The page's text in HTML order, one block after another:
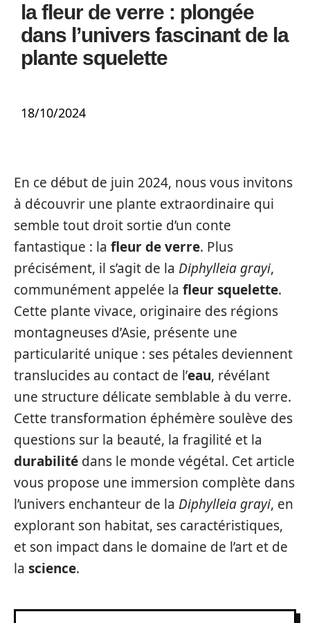
la fleur de verre : plongée
dans l’univers fascinant de la
plante squelette
18/10/2024
En ce début de juin 2024, nous vous invitons
à découvrir une plante extraordinaire qui
semble tout droit sortie d’un conte
fantastique : la fleur de verre. Plus
précisément, il s’agit de la Diphylleia grayi,
communément appelée la fleur squelette.
Cette plante vivace, originaire des régions
montagneuses d’Asie, présente une
particularité unique : ses pétales deviennent
translucides au contact de l’eau, révélant
une structure délicate semblable à du verre.
Cette transformation éphémère soulève des
questions sur la beauté, la fragilité et la
durabilité dans le monde végétal. Cet article
vous propose une immersion complète dans
l’univers enchanteur de la Diphylleia grayi, en
explorant son habitat, ses caractéristiques,
et son impact dans le domaine de l’art et de
la science.